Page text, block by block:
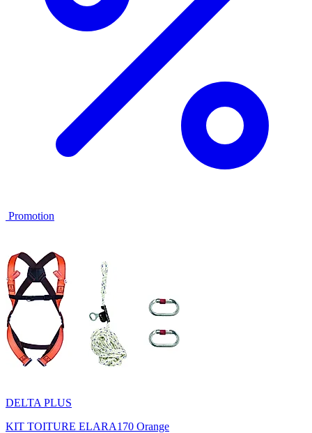
Promotion
DELTA PLUS
KIT TOITURE ELARA170 Orange